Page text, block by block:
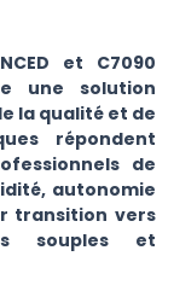
et C7090
une solution
la qualité et de
répondent
de
autonomie
transition vers
souples et